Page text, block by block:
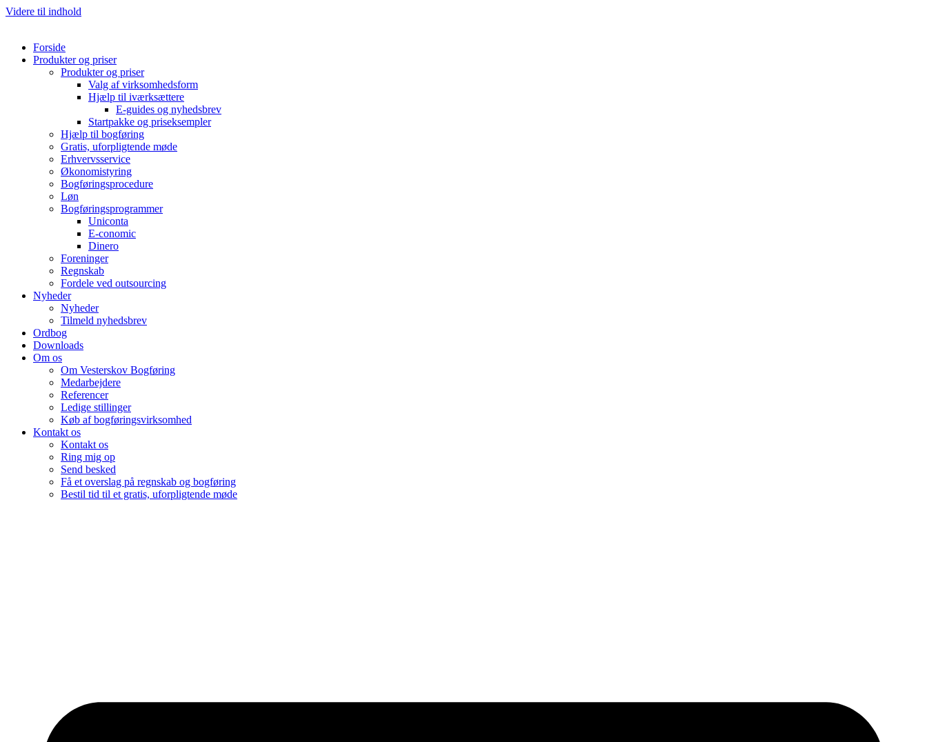
Videre til indhold
Forside
Produkter og priser
Produkter og priser
Valg af virksomhedsform
Hjælp til iværksættere
E-guides og nyhedsbrev
Startpakke og priseksempler
Hjælp til bogføring
Gratis, uforpligtende møde
Erhvervsservice
Økonomistyring
Bogføringsprocedure
Løn
Bogføringsprogrammer
Uniconta
E-conomic
Dinero
Foreninger
Regnskab
Fordele ved outsourcing
Nyheder
Nyheder
Tilmeld nyhedsbrev
Ordbog
Downloads
Om os
Om Vesterskov Bogføring
Medarbejdere
Referencer
Ledige stillinger
Køb af bogføringsvirksomhed
Kontakt os
Kontakt os
Ring mig op
Send besked
Få et overslag på regnskab og bogføring
Bestil tid til et gratis, uforpligtende møde